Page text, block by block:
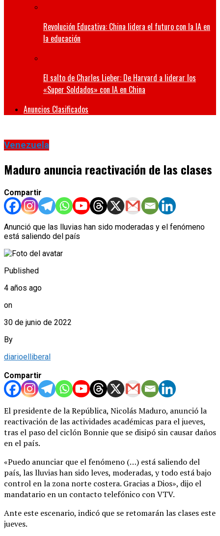
Revolución Educativa: China lidera el futuro con la IA en
la educación
El salto de Charles Lieber: De Harvard a liderar los
«Super Soldados» con IA en China
Anuncios Clasificados
Venezuela
Maduro anuncia reactivación de las clases
Compartir
Anunció que las lluvias han sido moderadas y el fenómeno
está saliendo del país
Published
4 años ago
on
30 de junio de 2022
By
diarioelliberal
Compartir
El presidente de la República, Nicolás Maduro, anunció la
reactivación de las actividades académicas para el jueves,
tras el paso del ciclón Bonnie que se disipó sin causar daños
en el país.
«Puedo anunciar que el fenómeno (…) está saliendo del
país, las lluvias han sido leves, moderadas, y todo está bajo
control en la zona norte costera. Gracias a Dios», dijo el
mandatario en un contacto telefónico con VTV.
Ante este escenario, indicó que se retomarán las clases este
jueves.